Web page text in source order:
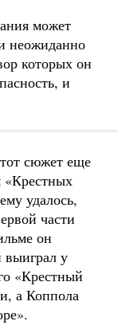
может
неожиданно
которых он
и
сюжет еще
«Крестных
удалось,
части
он
выиграл у
«Крестный
а Коппола